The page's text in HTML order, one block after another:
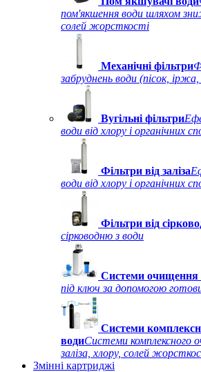
пом'якшення води шляхом
солей жорсткості
Механічні фільтри
забруднень води (пісок,
Вугільні фільтри
води від хлору і органічних
Фільтри від заліза
води від хлору і органічних
Фільтри від
сірководню з води
Системи очищення
під ключ за допомогою
Системи
водиСистеми комплексного
заліза, хлору, солей
Змінні картриджі